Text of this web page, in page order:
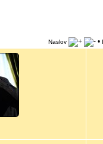
Naslov •